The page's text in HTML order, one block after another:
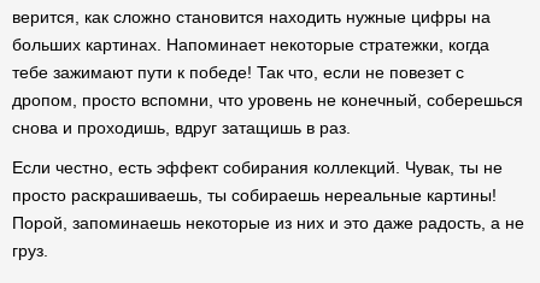
верится, как сложно становится находить нужные цифры на
больших картинах. Напоминает некоторые стратежки, когда
тебе зажимают пути к победе! Так что, если не повезет с
дропом, просто вспомни, что уровень не конечный, соберешься
снова и проходишь, вдруг затащишь в раз.
Если честно, есть эффект собирания коллекций. Чувак, ты не
просто раскрашиваешь, ты собираешь нереальные картины!
Порой, запоминаешь некоторые из них и это даже радость, а не
груз.